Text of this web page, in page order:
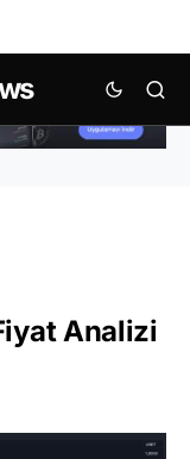
Analizi